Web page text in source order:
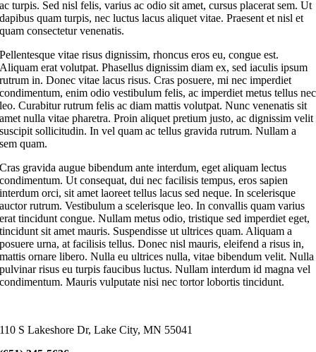
ac turpis. Sed nisl felis, varius ac odio sit amet, cursus placerat sem. Ut
dapibus quam turpis, nec luctus lacus aliquet vitae. Praesent et nisl et
quam consectetur venenatis.
Pellentesque vitae risus dignissim, rhoncus eros eu, congue est.
Aliquam erat volutpat. Phasellus dignissim diam ex, sed iaculis ipsum
rutrum in. Donec vitae lacus risus. Cras posuere, mi nec imperdiet
condimentum, enim odio vestibulum felis, ac imperdiet metus tellus nec
leo. Curabitur rutrum felis ac diam mattis volutpat. Nunc venenatis sit
amet nulla vitae pharetra. Proin aliquet pretium justo, ac dignissim velit
suscipit sollicitudin. In vel quam ac tellus gravida rutrum. Nullam a
sem quam.
Cras gravida augue bibendum ante interdum, eget aliquam lectus
condimentum. Ut consequat, dui nec facilisis tempus, eros sapien
interdum orci, sit amet laoreet tellus lacus sed neque. In scelerisque
auctor rutrum. Vestibulum a scelerisque leo. In convallis quam varius
erat tincidunt congue. Nullam metus odio, tristique sed imperdiet eget,
tincidunt sit amet mauris. Suspendisse ut ultrices quam. Aliquam a
posuere urna, at facilisis tellus. Donec nisl mauris, eleifend a risus in,
mattis ornare libero. Nulla eu ultrices nulla, vitae bibendum velit. Nulla
pulvinar risus eu turpis faucibus luctus. Nullam interdum id magna vel
condimentum. Mauris vulputate nisi nec tortor lobortis tincidunt.
110 S Lakeshore Dr, Lake City, MN 55041